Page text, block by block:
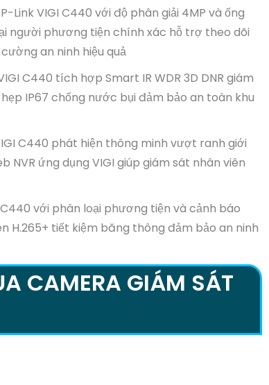
Link VIGI C440 với độ phân giải 4MP và ống
người phương tiện chính xác hỗ trợ theo dõi
an ninh hiệu quả
C440 tích hợp Smart IR WDR 3D DNR giám
IP67 chống nước bụi đảm bảo an toàn khu
C440 phát hiện thông minh vượt ranh giới
NVR ứng dụng VIGI giúp giám sát nhân viên
với phân loại phương tiện và cảnh báo
H.265+ tiết kiệm băng thông đảm bảo an ninh
CAMERA GIÁM SÁT